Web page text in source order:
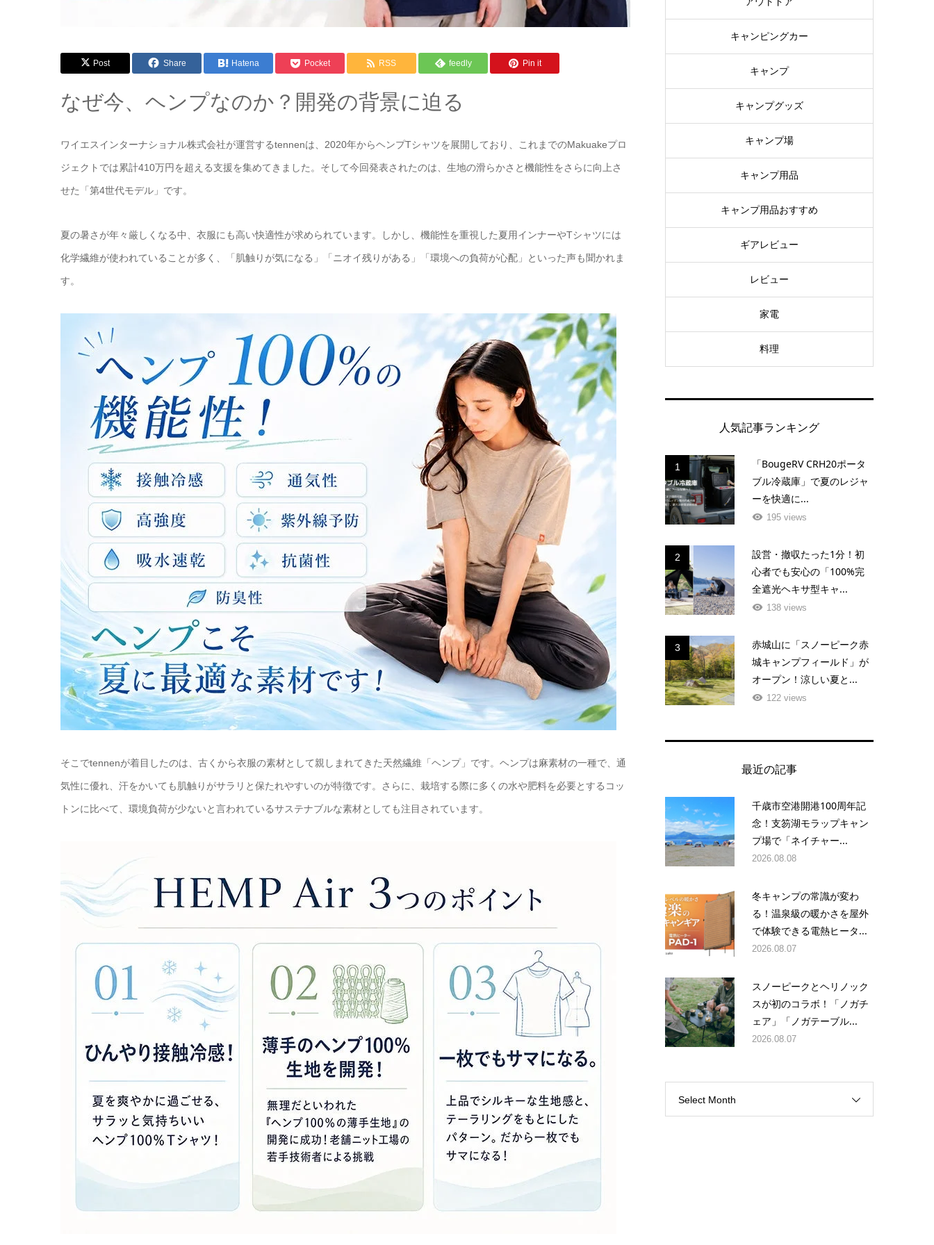
Post Share Hatena Pocket RSS feedly Pin it
なぜ今、ヘンプなのか？開発の背景に迫る
ワイエスインターナショナル株式会社が運営するtennenは、2020年からヘンプTシャツを展開しており、これまでのMakuakeプロ
ジェクトでは累計410万円を超える支援を集めてきました。そして今回発表されたのは、生地の滑らかさと機能性をさらに向上さ
せた「第4世代モデル」です。
夏の暑さが年々厳しくなる中、衣服にも高い快適性が求められています。しかし、機能性を重視した夏用インナーやTシャツには
化学繊維が使われていることが多く、「肌触りが気になる」「ニオイ残りがある」「環境への負荷が心配」といった声も聞かれま
す。
そこでtennenが着目したのは、古くから衣服の素材として親しまれてきた天然繊維「ヘンプ」です。ヘンプは麻素材の一種で、通
気性に優れ、汗をかいても肌触りがサラリと保たれやすいのが特徴です。さらに、栽培する際に多くの水や肥料を必要とするコッ
トンに比べて、環境負荷が少ないと言われているサステナブルな素材としても注目されています。
キャンピングカー
キャンプ
キャンプグッズ
キャンプ場
キャンプ用品
キャンプ用品おすすめ
ギアレビュー
レビュー
家電
料理
人気記事ランキング
1
「BougeRV CRH20ポータ
ブル冷蔵庫」で夏のレジャ
ーを快適に...
195 views
2
設営・撤収たった1分！初
心者でも安心の「100%完
全遮光ヘキサ型キャ...
138 views
3
赤城山に「スノーピーク赤
城キャンプフィールド」が
オープン！涼しい夏と...
122 views
最近の記事
千歳市空港開港100周年記
念！支笏湖モラップキャン
プ場で「ネイチャー...
2026.08.08
冬キャンプの常識が変わ
る！温泉級の暖かさを屋外
で体験できる電熱ヒータ...
2026.08.07
スノーピークとヘリノック
スが初のコラボ！「ノガチ
ェア」「ノガテーブル...
2026.08.07
Select Month